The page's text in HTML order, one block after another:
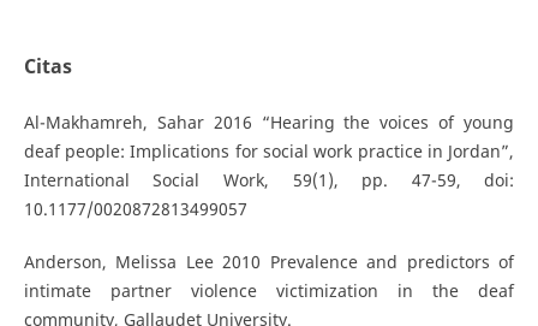
Citas
Al-Makhamreh, Sahar 2016 “Hearing the voices of young
deaf people: Implications for social work practice in Jordan”,
International Social Work, 59(1), pp. 47-59, doi:
10.1177/0020872813499057
Anderson, Melissa Lee 2010 Prevalence and predictors of
intimate partner violence victimization in the deaf
community, Gallaudet University.